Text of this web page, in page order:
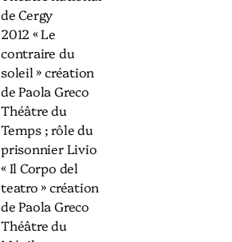
de Cergy
2012 « Le
contraire du
soleil » création
de Paola Greco
Théâtre du
Temps ; rôle du
prisonnier Livio
« Il Corpo del
teatro » création
de Paola Greco
Théâtre du